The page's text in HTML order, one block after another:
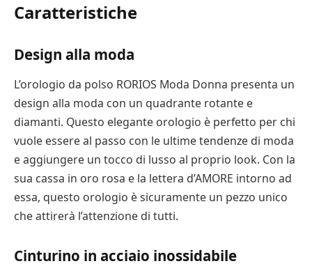
Caratteristiche
Design alla moda
L’orologio da polso RORIOS Moda Donna presenta un
design alla moda con un quadrante rotante e
diamanti. Questo elegante orologio è perfetto per chi
vuole essere al passo con le ultime tendenze di moda
e aggiungere un tocco di lusso al proprio look. Con la
sua cassa in oro rosa e la lettera d’AMORE intorno ad
essa, questo orologio è sicuramente un pezzo unico
che attirerà l’attenzione di tutti.
Cinturino in acciaio inossidabile